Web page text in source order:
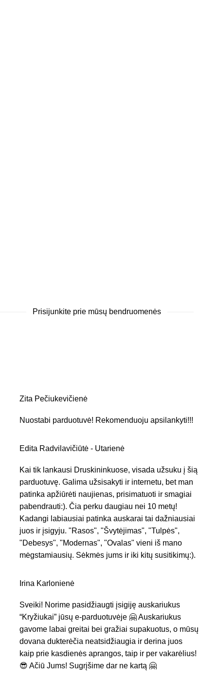
Prisijunkite prie mūsų bendruomenės
Zita Pečiukevičienė
Nuostabi parduotuvė! Rekomenduoju apsilankyti!!!
Edita Radvilavičiūtė - Utarienė
Kai tik lankausi Druskininkuose, visada užsuku į šią
parduotuvę. Galima užsisakyti ir internetu, bet man
patinka apžiūrėti naujienas, prisimatuoti ir smagiai
pabendrauti:). Čia perku daugiau nei 10 metų!
Kadangi labiausiai patinka auskarai tai dažniausiai
juos ir įsigyju. "Rasos", "Švytėjimas", "Tulpės",
"Debesys", "Modernas", "Ovalas" vieni iš mano
mėgstamiausių. Sėkmės jums ir iki kitų susitikimų:).
Irina Karlonienė
Sveiki! Norime pasidžiaugti įsigiję auskariukus
“Kryžiukai” jūsų e-parduotuvėje 🤗 Auskariukus
gavome labai greitai bei gražiai supakuotus, o mūsų
dovana dukterėčia neatsidžiaugia ir derina juos
kaip prie kasdienės aprangos, taip ir per vakarėlius!
😎 Ačiū Jums! Sugrįšime dar ne kartą 🤗